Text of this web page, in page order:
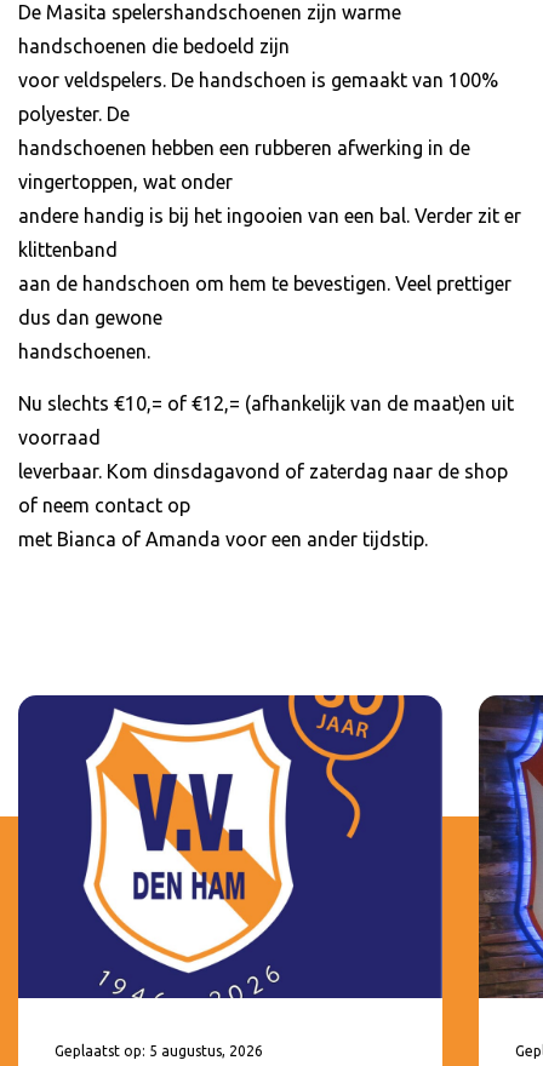
De Masita spelershandschoenen zijn warme
handschoenen die bedoeld zijn
voor veldspelers. De handschoen is gemaakt van 100%
polyester. De
handschoenen hebben een rubberen afwerking in de
vingertoppen, wat onder
andere handig is bij het ingooien van een bal. Verder zit er
klittenband
aan de handschoen om hem te bevestigen. Veel prettiger
dus dan gewone
handschoenen.
Nu slechts €10,= of €12,= (afhankelijk van de maat)en uit
voorraad
leverbaar. Kom dinsdagavond of zaterdag naar de shop
of neem contact op
met Bianca of Amanda voor een ander tijdstip.
Geplaatst op: 5 augustus, 2026